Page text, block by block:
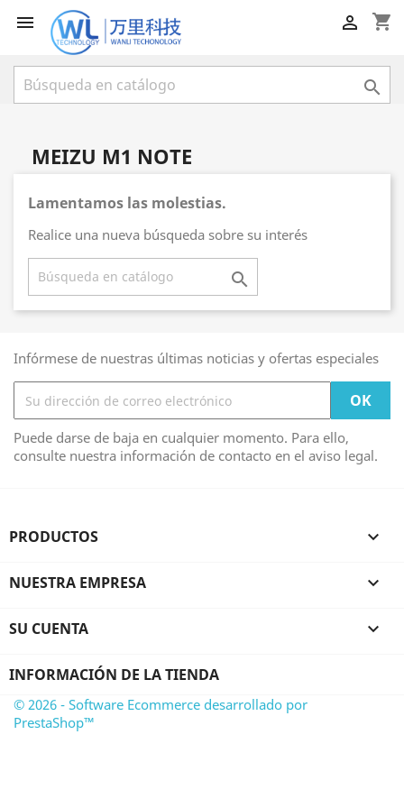
 shopping_cart


MEIZU M1 NOTE
Lamentamos las molestias.
Realice una nueva búsqueda sobre su interés

Infórmese de nuestras últimas noticias y ofertas especiales
Puede darse de baja en cualquier momento. Para ello,
consulte nuestra información de contacto en el aviso legal.
PRODUCTOS 
NUESTRA EMPRESA 
SU CUENTA 
INFORMACIÓN DE LA TIENDA
© 2026 - Software Ecommerce desarrollado por
PrestaShop™